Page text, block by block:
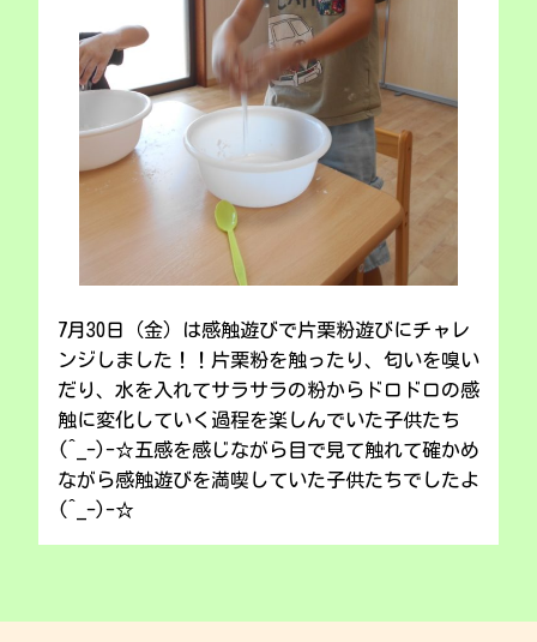
7月30日（金）は感触遊びで片栗粉遊びにチャレ
ンジしました！！片栗粉を触ったり、匂いを嗅い
だり、水を入れてサラサラの粉からドロドロの感
触に変化していく過程を楽しんでいた子供たち
(^_-)-☆五感を感じながら目で見て触れて確かめ
ながら感触遊びを満喫していた子供たちでしたよ
(^_-)-☆